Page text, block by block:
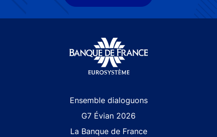
Ensemble dialoguons
G7 Évian 2026
La Banque de France